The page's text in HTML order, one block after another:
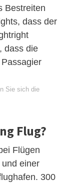
Bestreiten
dass der
dass die
Sie sich die
Flug?
Flügen
einer
300